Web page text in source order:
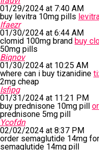
01/29/2024 at 7:40 AM
buy levitra 10mg pills
Ifaezr
01/30/2024 at 6:44 AM
clomid 100mg brand buy
50mg pills
Biqnov
01/30/2024 at 10:25 AM
where can i buy tizanidine
2mg cheap
Isfipg
01/31/2024 at 11:21 PM
buy prednisone 10mg pill
prednisone 5mg pill
Ycofdn
02/02/2024 at 8:37 PM
order semaglutide 14mg
semaglutide 14mg pill